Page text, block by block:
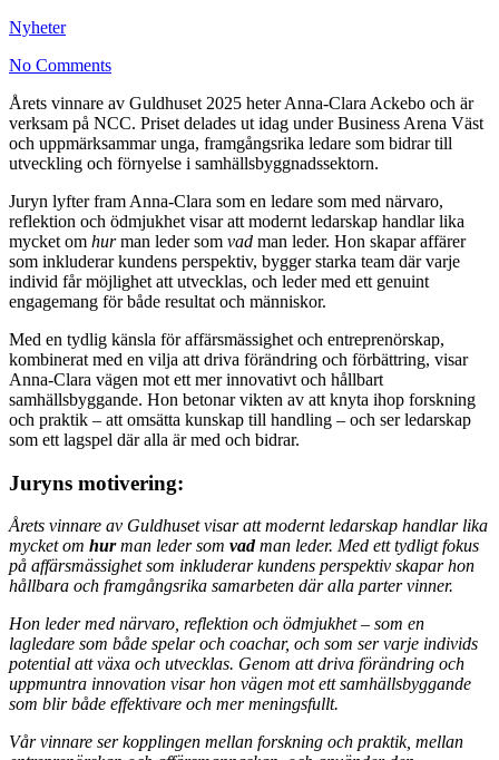
Nyheter
No Comments
Årets vinnare av Guldhuset 2025 heter Anna-Clara Ackebo och är
verksam på NCC. Priset delades ut idag under Business Arena Väst
och uppmärksammar unga, framgångsrika ledare som bidrar till
utveckling och förnyelse i samhällsbyggnadssektorn.
Juryn lyfter fram Anna-Clara som en ledare som med närvaro,
reflektion och ödmjukhet visar att modernt ledarskap handlar lika
mycket om hurman leder som vad man leder. Hon skapar affärer
som inkluderar kundens perspektiv, bygger starka team där varje
individ får möjlighet att utvecklas, och leder med ett genuint
engagemang för både resultat och människor.
Med en tydlig känsla för affärsmässighet och entreprenörskap,
kombinerat med en vilja att driva förändring och förbättring, visar
Anna-Clara vägen mot ett mer innovativt och hållbart
samhällsbyggande. Hon betonar vikten av att knyta ihop forskning
och praktik – att omsätta kunskap till handling – och ser ledarskap
som ett lagspel där alla är med och bidrar.
Juryns motivering:
Årets vinnare av Guldhuset visar att modernt ledarskap handlar lika
mycket om hurman leder som vadman leder. Med ett tydligt fokus
på affärsmässighet som inkluderar kundens perspektiv skapar hon
hållbara och framgångsrika samarbeten där alla parter vinner.
Hon leder med närvaro, reflektion och ödmjukhet – som en
lagledare som både spelar och coachar, och som ser varje individs
potential att växa och utvecklas. Genom att driva förändring och
uppmuntra innovation visar hon vägen mot ett samhällsbyggande
som blir både effektivare och mer meningsfullt.
Vår vinnare ser kopplingen mellan forskning och praktik, mellan